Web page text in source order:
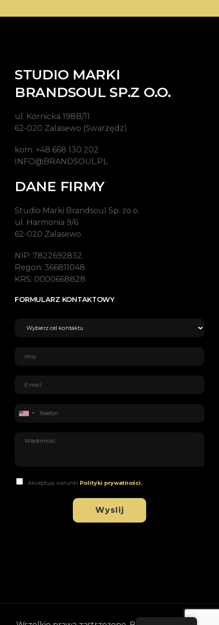
STUDIO MARKI
BRANDSOUL SP.Z O.O.
ul. Kórnicka 198B/11
62-020 Zalasewo (Swarzędz)
kom. +48 668 130 202
INFO@BRANDSOUL.PL
DANE FIRMY
Studio Marki Brandsoul Sp. zo.o.
ul. Harmonia 9/6
62-020 Zalasewo
NIP: 7822692832
Regon: 366811048
KRS: 0000668828
FORMULARZ KONTAKTOWY
Akceptuję warunki Polityki prywatności.
Wyslij